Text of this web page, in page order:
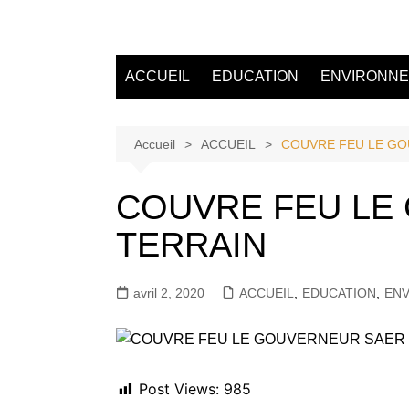
ACCUEIL EDUCATION
Accueil ACCUEIL COUVRE FEU LE
COUVRE FEU LE
TERRAIN
avril 2, 2020 ACCUEIL EDUCATION
Post Views: 985